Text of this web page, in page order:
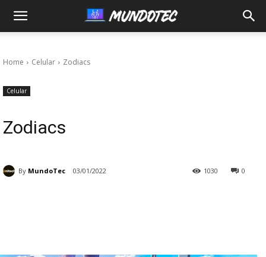
MundoTec
Home Celular Zodiacs
Celular
Zodiacs
By MundoTec 03/01/2022 0
1030